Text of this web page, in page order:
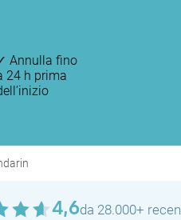
Annulla fino
24 h prima
4,6da 28.000+